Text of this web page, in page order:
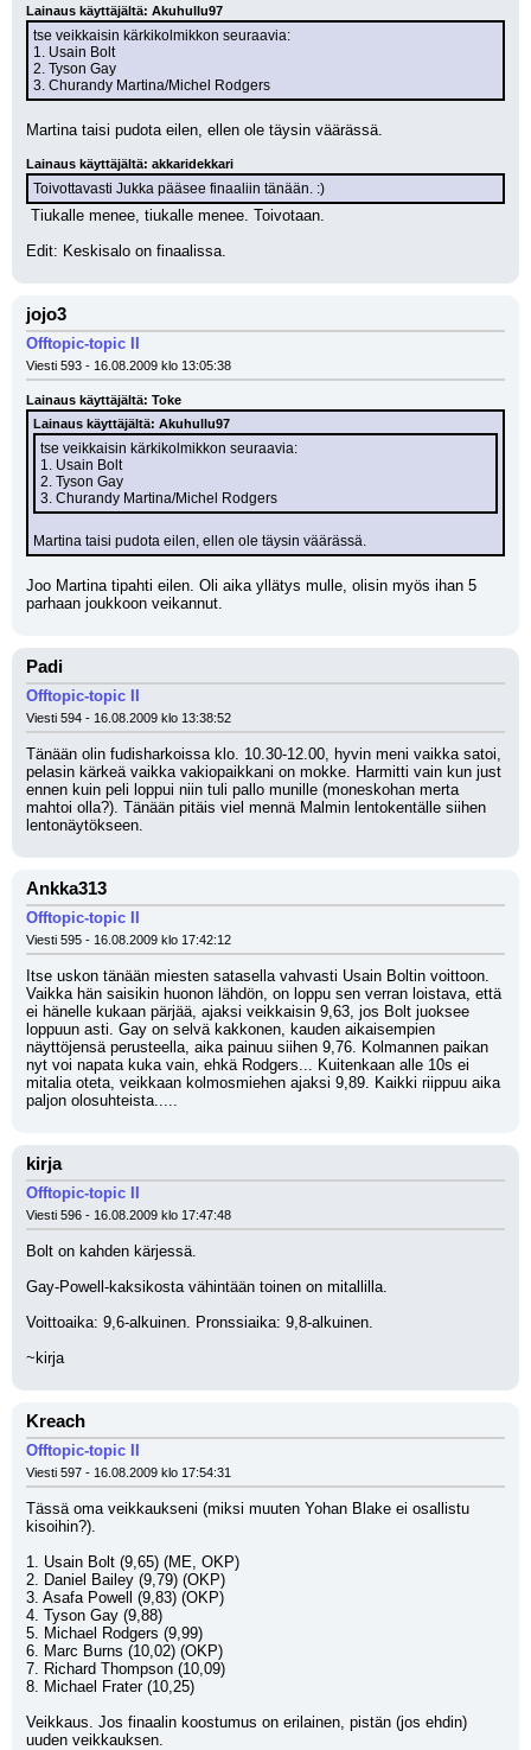
Lainaus käyttäjältä: Akuhullu97
tse veikkaisin kärkikolmikkon seuraavia:
1. Usain Bolt
2. Tyson Gay
3. Churandy Martina/Michel Rodgers
Martina taisi pudota eilen, ellen ole täysin väärässä.
Lainaus käyttäjältä: akkaridekkari
Toivottavasti Jukka pääsee finaaliin tänään. :)
Tiukalle menee, tiukalle menee. Toivotaan.
Edit: Keskisalo on finaalissa.
jojo3
Offtopic-topic II
Viesti 593 - 16.08.2009 klo 13:05:38
Lainaus käyttäjältä: Toke
Lainaus käyttäjältä: Akuhullu97
tse veikkaisin kärkikolmikkon seuraavia:
1. Usain Bolt
2. Tyson Gay
3. Churandy Martina/Michel Rodgers
Martina taisi pudota eilen, ellen ole täysin väärässä.
Joo Martina tipahti eilen. Oli aika yllätys mulle, olisin myös ihan 5
parhaan joukkoon veikannut.
Padi
Offtopic-topic II
Viesti 594 - 16.08.2009 klo 13:38:52
Tänään olin fudisharkoissa klo. 10.30-12.00, hyvin meni vaikka satoi,
pelasin kärkeä vaikka vakiopaikkani on mokke. Harmitti vain kun just
ennen kuin peli loppui niin tuli pallo munille (moneskohan merta
mahtoi olla?). Tänään pitäis viel mennä Malmin lentokentälle siihen
lentonäytökseen.
Ankka313
Offtopic-topic II
Viesti 595 - 16.08.2009 klo 17:42:12
Itse uskon tänään miesten satasella vahvasti Usain Boltin voittoon.
Vaikka hän saisikin huonon lähdön, on loppu sen verran loistava, että
ei hänelle kukaan pärjää, ajaksi veikkaisin 9,63, jos Bolt juoksee
loppuun asti. Gay on selvä kakkonen, kauden aikaisempien
näyttöjensä perusteella, aika painuu siihen 9,76. Kolmannen paikan
nyt voi napata kuka vain, ehkä Rodgers... Kuitenkaan alle 10s ei
mitalia oteta, veikkaan kolmosmiehen ajaksi 9,89. Kaikki riippuu aika
paljon olosuhteista.....
kirja
Offtopic-topic II
Viesti 596 - 16.08.2009 klo 17:47:48
Bolt on kahden kärjessä.
Gay-Powell-kaksikosta vähintään toinen on mitallilla.
Voittoaika: 9,6-alkuinen. Pronssiaika: 9,8-alkuinen.
~kirja
Kreach
Offtopic-topic II
Viesti 597 - 16.08.2009 klo 17:54:31
Tässä oma veikkaukseni (miksi muuten Yohan Blake ei osallistu
kisoihin?).
1. Usain Bolt (9,65) (ME, OKP)
2. Daniel Bailey (9,79) (OKP)
3. Asafa Powell (9,83) (OKP)
4. Tyson Gay (9,88)
5. Michael Rodgers (9,99)
6. Marc Burns (10,02) (OKP)
7. Richard Thompson (10,09)
8. Michael Frater (10,25)
Veikkaus. Jos finaalin koostumus on erilainen, pistän (jos ehdin)
uuden veikkauksen.